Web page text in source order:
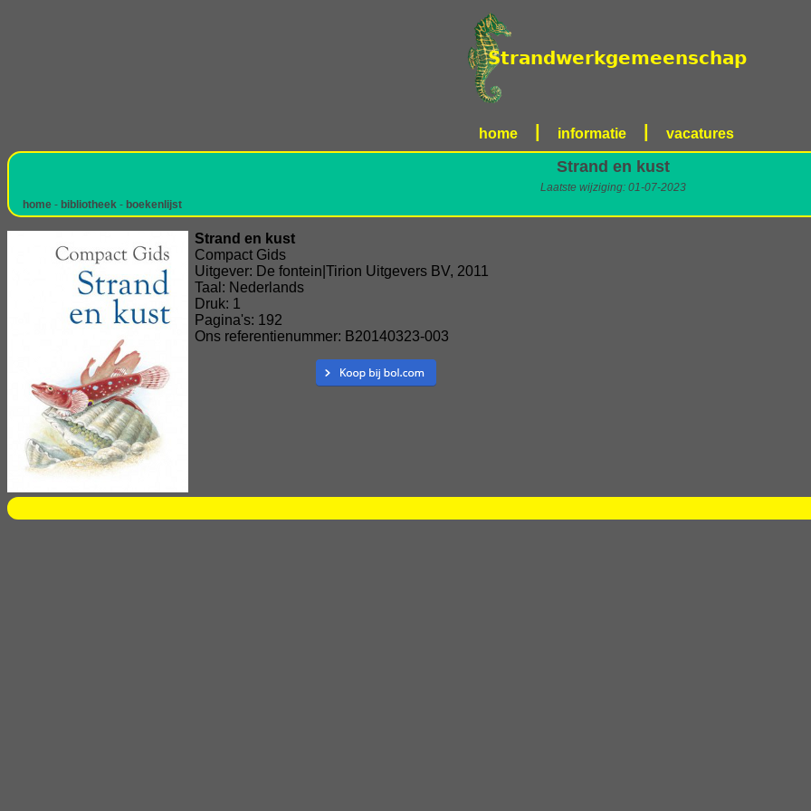
home informatie vacatures
Strand en kust
Laatste wijziging: 01-07-2023
home - bibliotheek - boekenlijst
Strand en kust
Compact Gids
Uitgever: De fontein|Tirion Uitgevers BV, 2011
Taal: Nederlands
Druk: 1
Pagina's: 192
Ons referentienummer: B20140323-003